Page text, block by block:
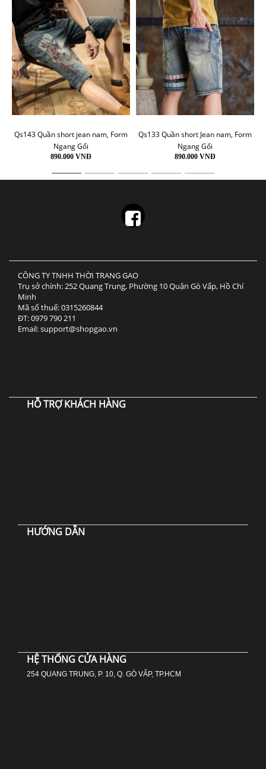
Qs143 Quần short jean nam, Form
Ngang Gối
890.000 VNĐ
Qs133 Quần short Jean nam, Form
Ngang Gối
890.000 VNĐ
CÔNG TY TNHH THỜI TRANG GAO
Trụ sở chính: 252 Quang Trung, Phường 10 Quận Gò Vấp, Hồ Chí
Minh
Mã số thuế: 0315260844
ĐT: 0979 790 211
Email: support@shopgao.vn
HỖ TRỢ KHÁCH HÀNG
HƯỚNG DẪN
HỆ THỐNG CỬA HÀNG
254 QUANG TRUNG, P. 10, Q. GÒ VẤP, TP.HCM